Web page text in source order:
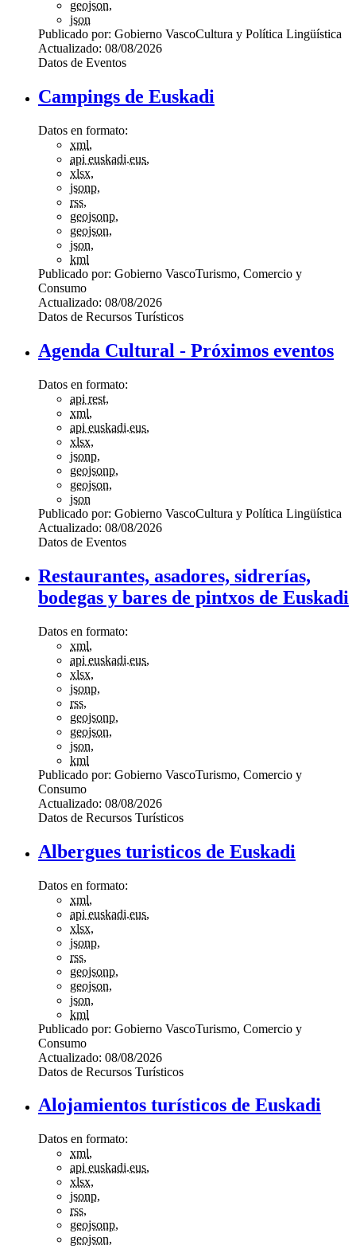
geojson,
json
Publicado por: Gobierno VascoCultura y Política Lingüística
Actualizado: 08/08/2026
Datos de Eventos
Campings de Euskadi
Datos en formato:
xml,
api euskadi.eus,
xlsx,
jsonp,
rss,
geojsonp,
geojson,
json,
kml
Publicado por: Gobierno VascoTurismo, Comercio y
Consumo
Actualizado: 08/08/2026
Datos de Recursos Turísticos
Agenda Cultural - Próximos eventos
Datos en formato:
api rest,
xml,
api euskadi.eus,
xlsx,
jsonp,
geojsonp,
geojson,
json
Publicado por: Gobierno VascoCultura y Política Lingüística
Actualizado: 08/08/2026
Datos de Eventos
Restaurantes, asadores, sidrerías,
bodegas y bares de pintxos de Euskadi
Datos en formato:
xml,
api euskadi.eus,
xlsx,
jsonp,
rss,
geojsonp,
geojson,
json,
kml
Publicado por: Gobierno VascoTurismo, Comercio y
Consumo
Actualizado: 08/08/2026
Datos de Recursos Turísticos
Albergues turisticos de Euskadi
Datos en formato:
xml,
api euskadi.eus,
xlsx,
jsonp,
rss,
geojsonp,
geojson,
json,
kml
Publicado por: Gobierno VascoTurismo, Comercio y
Consumo
Actualizado: 08/08/2026
Datos de Recursos Turísticos
Alojamientos turísticos de Euskadi
Datos en formato:
xml,
api euskadi.eus,
xlsx,
jsonp,
rss,
geojsonp,
geojson,